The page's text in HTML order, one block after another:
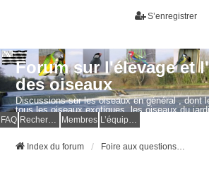
S’enregistrer
Forum sur l'élevage et
des oiseaux
Discussions sur les oiseaux en général , dont
tous les oiseaux exotiques, les oiseaux du
Questions, photos, expériences.
FAQ Membres
Index du forum